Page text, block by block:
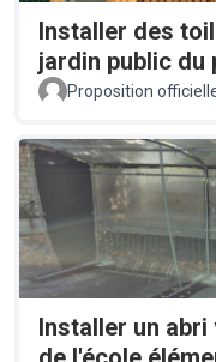
Installer des
jardin public du
Proposition
Installer un